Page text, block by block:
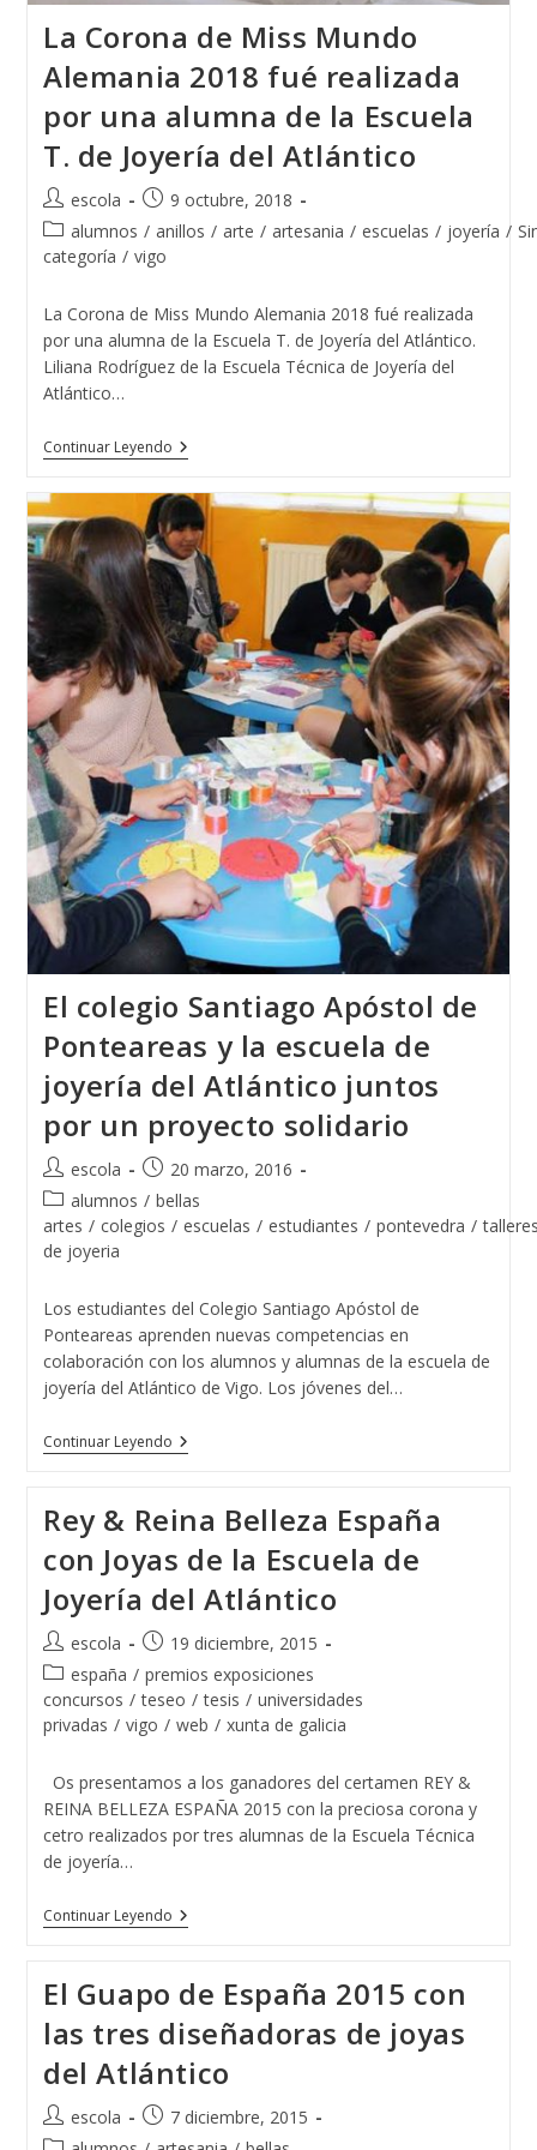
La Corona de Miss Mundo
Alemania 2018 fué realizada
por una alumna de la Escuela
T. de Joyería del Atlántico
Autor
de
la
entrada:
escola
Publicación
de
la
entrada:
9 octubre, 2018
Categoría
de
entrada:
alumnos / anillos / arte / artesania / escuelas / joyería /
categoría / vigo
La Corona de Miss Mundo Alemania 2018 fué realizada
por una alumna de la Escuela T. de Joyería del Atlántico.
Liliana Rodríguez de la Escuela Técnica de Joyería del
Atlántico…
Continuar LeyendoLa
Corona
Miss
Mundo
Alemania
2018
Fué
Realizada
Por
Una
Alumna
De
La
Escuela
T.
De
Joyería
Del
Atlántico
El colegio Santiago Apóstol de
Ponteareas y la escuela de
joyería del Atlántico juntos
por un proyecto solidario
Autor
de
la
entrada:
escola
Publicación
de
la
entrada:
20 marzo, 2016
Categoría
de
la
alumnos / bellas
artes / colegios / escuelas / estudiantes / pontevedra /
de joyeria
Los estudiantes del Colegio Santiago Apóstol de
Ponteareas aprenden nuevas competencias en
colaboración con los alumnos y alumnas de la escuela de
joyería del Atlántico de Vigo. Los jóvenes del…
Continuar LeyendoEl
Colegio
De
Ponteareas
Y
La
Escuela
De
Joyería
Del
Atlántico
Juntos
Por
Un
Rey & Reina Belleza España
con Joyas de la Escuela de
Joyería del Atlántico
Autor
de
la
entrada:
escola
Publicación
de
la
entrada:
19 diciembre, 2015
Categoría
de
la
españa / premios exposiciones
concursos / teseo / tesis / universidades
privadas / vigo / web / xunta de galicia
Os presentamos a los ganadores del certamen REY &
REINA BELLEZA ESPAÑA 2015 con la preciosa corona y
cetro realizados por tres alumnas de la Escuela Técnica
de joyería…
Continuar LeyendoRey
&
España
Con
Joyas
De
La
Escuela
De
Joyería
El Guapo de España 2015 con
las tres diseñadoras de joyas
del Atlántico
Autor
de
escola
Publicación
de
7 diciembre, 2015